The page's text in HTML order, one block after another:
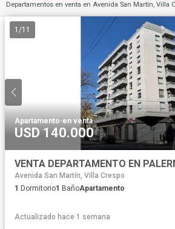
Departamentos en venta en Avenida San Martín, Villa
1 /11
Apartamento·en venta
USD 140.000
VENTA DEPARTAMENTO EN
Avenida San Martín, Villa Crespo
1 Dormitorio1 BañoApartamento
Actualizado hace 1 semana